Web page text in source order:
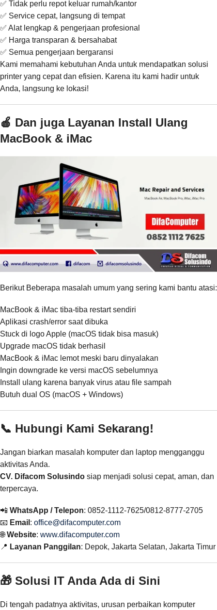
✅ Tidak perlu repot keluar rumah/kantor
✅ Service cepat, langsung di tempat
✅ Alat lengkap & pengerjaan profesional
✅ Harga transparan & bersahabat
✅ Semua pengerjaan bergaransi
Kami memahami kebutuhan Anda untuk mendapatkan solusi
printer yang cepat dan efisien. Karena itu kami hadir untuk
Anda, langsung ke lokasi!
🍎 Dan juga Layanan Install Ulang
MacBook & iMac
Berikut Beberapa masalah umum yang sering kami bantu atasi:
MacBook & iMac tiba-tiba restart sendiri
Aplikasi crash/error saat dibuka
Stuck di logo Apple (macOS tidak bisa masuk)
Upgrade macOS tidak berhasil
MacBook & iMac lemot meski baru dinyalakan
Ingin downgrade ke versi macOS sebelumnya
Install ulang karena banyak virus atau file sampah
Butuh dual OS (macOS + Windows)
📞 Hubungi Kami Sekarang!
Jangan biarkan masalah komputer dan laptop mengganggu
aktivitas Anda.
CV. Difacom Solusindo siap menjadi solusi cepat, aman, dan
terpercaya.
📲 WhatsApp / Telepon: 0852-1112-7625/0812-8777-2705
📧 Email : office@difacomputer.com
🌐Website: www.difacomputer.com
📍 Layanan Panggilan: Depok, Jakarta Selatan, Jakarta Timur
🎁 Solusi IT Anda Ada di Sini
Di tengah padatnya aktivitas, urusan perbaikan komputer